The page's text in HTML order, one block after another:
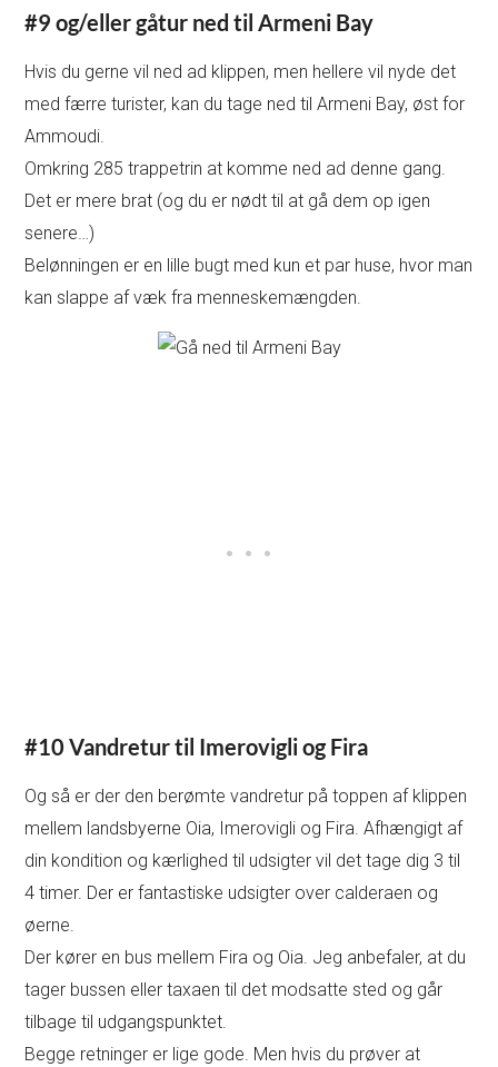
#9 og/eller gåtur ned til Armeni Bay
Hvis du gerne vil ned ad klippen, men hellere vil nyde det
med færre turister, kan du tage ned til Armeni Bay, øst for
Ammoudi.
Omkring 285 trappetrin at komme ned ad denne gang.
Det er mere brat (og du er nødt til at gå dem op igen
senere…)
Belønningen er en lille bugt med kun et par huse, hvor man
kan slappe af væk fra menneskemængden.
#10 Vandretur til Imerovigli og Fira
Og så er der den berømte vandretur på toppen af klippen
mellem landsbyerne Oia, Imerovigli og Fira. Afhængigt af
din kondition og kærlighed til udsigter vil det tage dig 3 til
4 timer. Der er fantastiske udsigter over calderaen og
øerne.
Der kører en bus mellem Fira og Oia. Jeg anbefaler, at du
tager bussen eller taxaen til det modsatte sted og går
tilbage til udgangspunktet.
Begge retninger er lige gode. Men hvis du prøver at